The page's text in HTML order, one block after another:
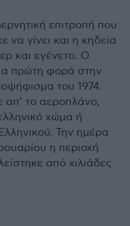
επιτροπή που
γίνει και η κηδεία
και εγένετο. Ο
πρώτη φορά στην
του 1974.
απ’ το αεροπλάνο,
χώμα ή
Την ημέρα
η περιοχή
από χιλιάδες